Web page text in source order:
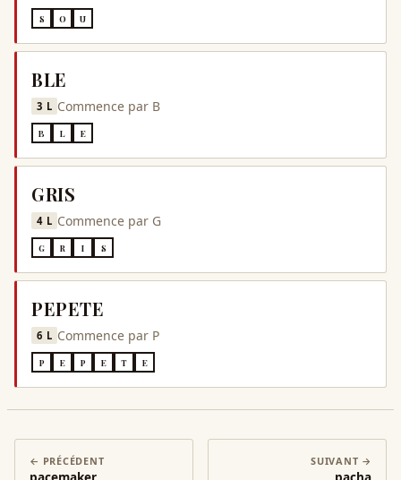
S O U
BLE
3 L Commence par B
B L E
GRIS
4L Commence par G
G R I S
PEPETE
6 L Commence par P
P E P E T E
← PRÉCÉDENT SUIVANT →